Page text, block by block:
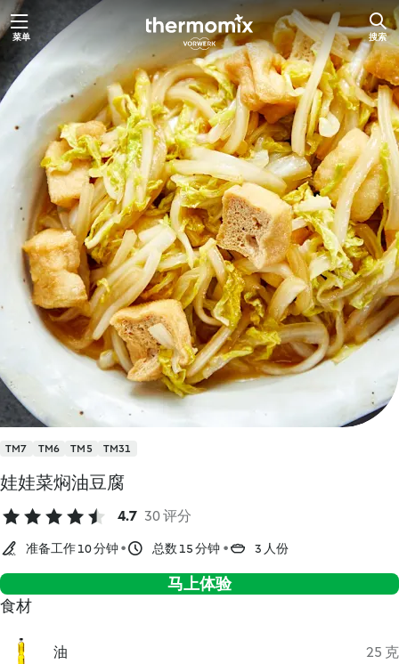
跳
内
容
菜单 搜索
TM7 TM6 TM5 TM31
娃娃菜焖油豆腐
4.7 30 评分
准备工作 10 分钟 总数 15 分钟 3 人份
马上体验
食材
油 25 克